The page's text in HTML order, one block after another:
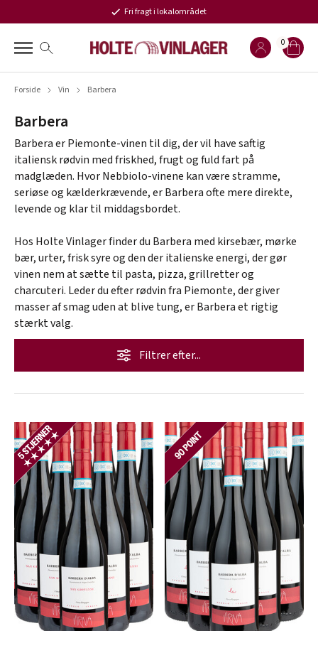
Fri fragt i lokalområdet
0
Forside Vin Barbera
Barbera
Barbera er Piemonte-vinen til dig, der vil have saftig
italiensk rødvin med friskhed, frugt og fuld fart på
madglæden. Hvor Nebbiolo-vinene kan være stramme,
seriøse og kælderkrævende, er Barbera ofte mere direkte,
levende og klar til middagsbordet.
Hos Holte Vinlager finder du Barbera med kirsebær, mørke
bær, urter, frisk syre og den der italienske energi, der gør
vinen nem at sætte til pasta, pizza, grillretter og
charcuteri. Leder du efter rødvin fra Piemonte, der giver
masser af smag uden at blive tung, er Barbera et rigtig
stærkt valg.
Filtrer efter...